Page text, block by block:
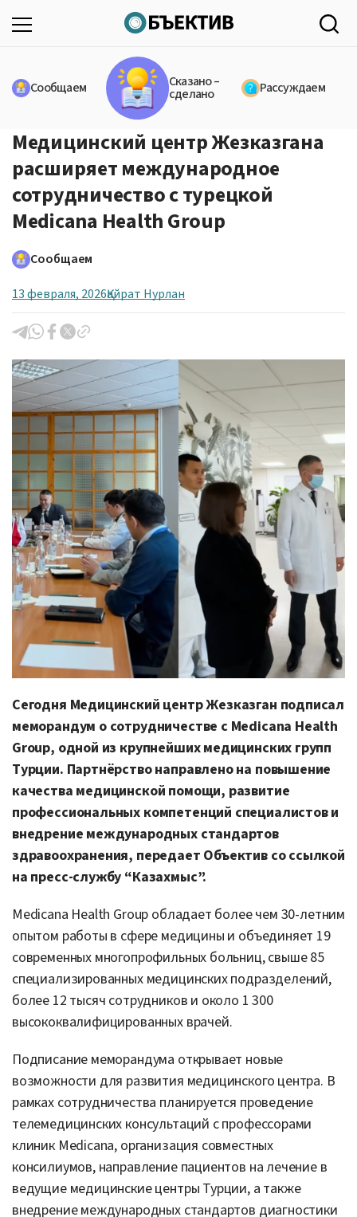
Сообщаем Сказано –
сделано Рассуждаем
Медицинский центр Жезказгана
расширяет международное
сотрудничество с турецкой
Medicana Health Group
Сообщаем
13 февраля, 2026Қайрат Нурлан
Сегодня Медицинский центр Жезказган подписал
меморандум о сотрудничестве с Medicana Health
Group, одной из крупнейших медицинских групп
Турции. Партнёрство направлено на повышение
качества медицинской помощи, развитие
профессиональных компетенций специалистов и
внедрение международных стандартов
здравоохранения, передает Объектив со ссылкой
на пресс-службу “Казахмыс”.
Medicana Health Group обладает более чем 30-летним
опытом работы в сфере медицины и объединяет 19
современных многопрофильных больниц, свыше 85
специализированных медицинских подразделений,
более 12 тысяч сотрудников и около 1 300
высококвалифицированных врачей.
Подписание меморандума открывает новые
возможности для развития медицинского центра. В
рамках сотрудничества планируется проведение
телемедицинских консультаций с профессорами
клиник Medicana, организация совместных
консилиумов, направление пациентов на лечение в
ведущие медицинские центры Турции, а также
внедрение международных стандартов диагностики